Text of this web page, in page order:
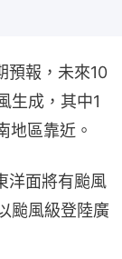
預報，未來10
生成，其中1
地區靠近。
洋面將有颱風
颱風級登陸廣